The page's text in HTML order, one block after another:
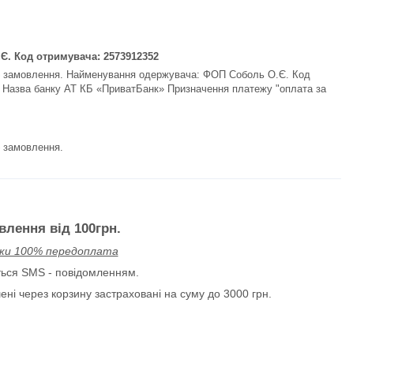
Код отримувача: 2573912352
замовлення. Найменування одержувача: ФОП Соболь О.Є. Код
банку АТ КБ «ПриватБанк» Призначення платежу "оплата за
замовлення.
від 100грн.
100% передоплата
SMS - повідомленням.
через корзину застраховані на суму до 3000 грн.